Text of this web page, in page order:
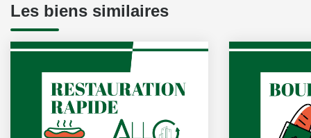
Les biens similaires